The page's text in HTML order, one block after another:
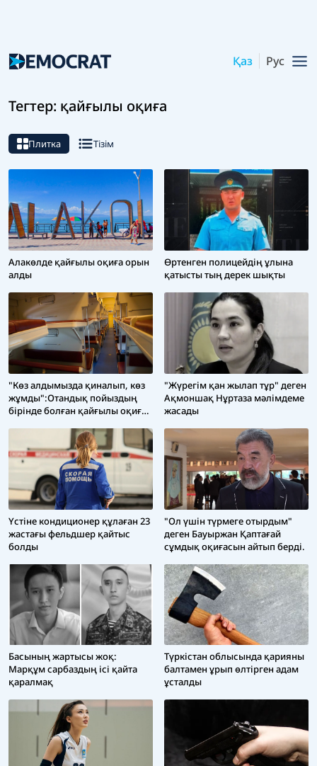
Қаз Рус
Тегтер: қайғылы оқиға
Плитка Тізім
Алакөлде қайғылы оқиға орын
алды
Өртенген полицейдің ұлына
қатысты тың дерек шықты
"Көз алдымызда қиналып, көз
жұмды":Отандық пойыздың
бірінде болған қайғылы оқиға
"Жүрегім қан жылап тұр" деген
Ақмоншақ Нұртаза мәлімдеме
жасады
Үстіне кондиционер құлаған 23
жастағы фельдшер қайтыс
болды
"Ол үшін түрмеге отырдым"
деген Бауыржан Қаптағай
сұмдық оқиғасын айтып берді.
Басының жартысы жоқ:
Марқұм сарбаздың ісі қайта
қаралмақ
Түркістан облысында қарияны
балтамен ұрып өлтірген адам
ұсталды